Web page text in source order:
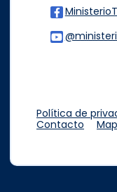
Política de
Contacto